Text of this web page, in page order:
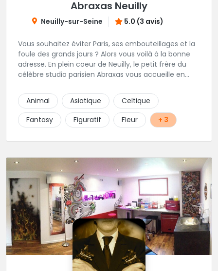
Abraxas Neuilly
Neuilly-sur-Seine 5.0 (3 avis)
Vous souhaitez éviter Paris, ses embouteillages et la
foule des grands jours ? Alors vous voilà à la bonne
adresse. En plein coeur de Neuilly, le petit frère du
célèbre studio parisien Abraxas vous accueille en
triés sur le volet pour vous offrir un large choix de
styles avec une qualité et une créativité
irréprochables.
Animal Asiatique
Celtique
Fantasy
Figuratif Fleur + 3